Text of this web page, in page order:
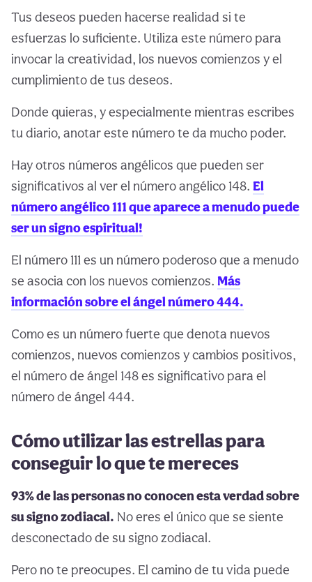
Tus deseos pueden hacerse realidad si te
esfuerzas lo suficiente. Utiliza este número para
invocar la creatividad, los nuevos comienzos y el
cumplimiento de tus deseos.
Donde quieras, y especialmente mientras escribes
tu diario, anotar este número te da mucho poder.
Hay otros números angélicos que pueden ser
significativos al ver el número angélico 148. El
número angélico 111 que aparece a menudo puede
ser un signo espiritual!
El número 111 es un número poderoso que a menudo
se asocia con los nuevos comienzos. Más
información sobre el ángel número 444.
Como es un número fuerte que denota nuevos
comienzos, nuevos comienzos y cambios positivos,
el número de ángel 148 es significativo para el
número de ángel 444.
Cómo utilizar las estrellas para
conseguir lo que te mereces
93% de las personas no conocen esta verdad sobre
su signo zodiacal. No eres el único que se siente
desconectado de su signo zodiacal.
Pero no te preocupes. El camino de tu vida puede